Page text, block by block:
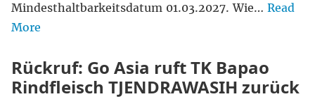
Mindesthaltbarkeitsdatum 01.03.2027. Wie… Read
More
Rückruf: Go Asia ruft TK Bapao
Rindfleisch TJENDRAWASIH zurück